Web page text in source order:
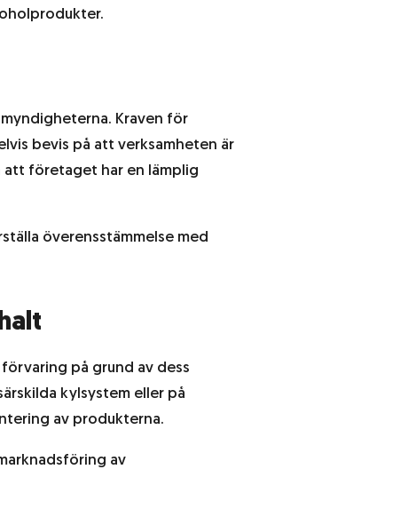
Kraven för
bevis på att verksamheten är
företaget har en lämplig
överensstämmelse med
på grund av dess
kylsystem eller på
av produkterna.
av